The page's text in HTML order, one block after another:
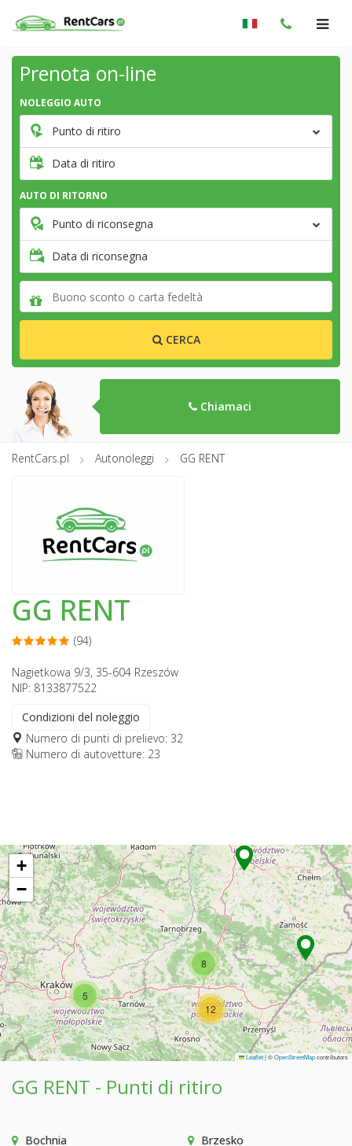
Prenota on-line
NOLEGGIO AUTO
Punto di ritiro
Data di ritiro
AUTO DI RITORNO
Punto di riconsegna
Data di riconsegna
CERCA
Chiamaci
RentCars.pl Autonoleggi GG RENT
GG RENT
(94)
Nagietkowa 9/3, 35-604 Rzeszów
NIP: 8133877522
Condizioni del noleggio
Numero di punti di prelievo: 32
Numero di autovetture: 23
8
12
5
+
−
Leaflet|©OpenStreetMapcontributors
GG RENT - Punti di ritiro
Bochnia
Brzesko